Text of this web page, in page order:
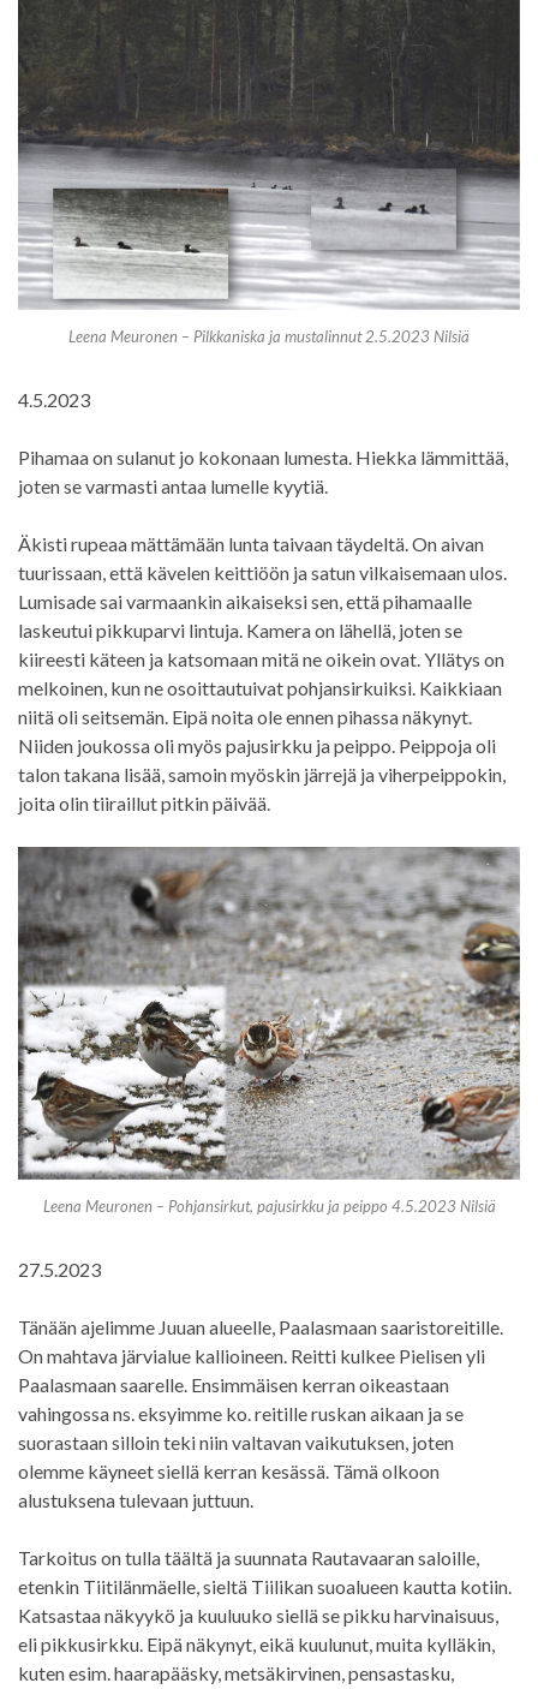
Leena Meuronen – Pilkkaniska ja mustalinnut 2.5.2023 Nilsiä
4.5.2023
Pihamaa on sulanut jo kokonaan lumesta. Hiekka lämmittää,
joten se varmasti antaa lumelle kyytiä.
Äkisti rupeaa mättämään lunta taivaan täydeltä. On aivan
tuurissaan, että kävelen keittiöön ja satun vilkaisemaan ulos.
Lumisade sai varmaankin aikaiseksi sen, että pihamaalle
laskeutui pikkuparvi lintuja. Kamera on lähellä, joten se
kiireesti käteen ja katsomaan mitä ne oikein ovat. Yllätys on
melkoinen, kun ne osoittautuivat pohjansirkuiksi. Kaikkiaan
niitä oli seitsemän. Eipä noita ole ennen pihassa näkynyt.
Niiden joukossa oli myös pajusirkku ja peippo. Peippoja oli
talon takana lisää, samoin myöskin järrejä ja viherpeippokin,
joita olin tiiraillut pitkin päivää.
Leena Meuronen – Pohjansirkut, pajusirkku ja peippo 4.5.2023 Nilsiä
27.5.2023
Tänään ajelimme Juuan alueelle, Paalasmaan saaristoreitille.
On mahtava järvialue kallioineen. Reitti kulkee Pielisen yli
Paalasmaan saarelle. Ensimmäisen kerran oikeastaan
vahingossa ns. eksyimme ko. reitille ruskan aikaan ja se
suorastaan silloin teki niin valtavan vaikutuksen, joten
olemme käyneet siellä kerran kesässä. Tämä olkoon
alustuksena tulevaan juttuun.
Tarkoitus on tulla täältä ja suunnata Rautavaaran saloille,
etenkin Tiitilänmäelle, sieltä Tiilikan suoalueen kautta kotiin.
Katsastaa näkyykö ja kuuluuko siellä se pikku harvinaisuus,
eli pikkusirkku. Eipä näkynyt, eikä kuulunut, muita kylläkin,
kuten esim. haarapääsky, metsäkirvinen, pensastasku,